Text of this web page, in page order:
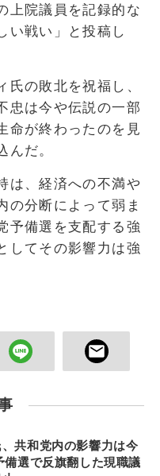
上院議員を記録的な
い戦い」と投稿し
氏の敗北を祝福し、
忠は今や伝説の一部
命が終わったのを見
んだ。
は、経済への不満や
の分断によって弱ま
予備選を支配する強
してその影響力は強
、共和党内の影響力は今
備選で反旗翻した現職議